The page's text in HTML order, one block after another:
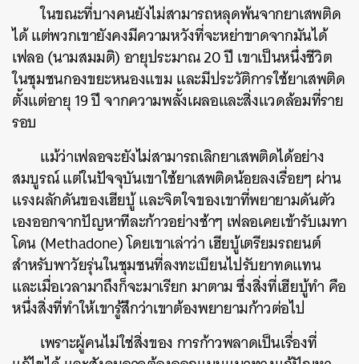
ในขณะที่บางคนยังไม่สามารถหลุดพ้นจากยาเสพติด
ได้ แต่พวกเขายังคงมีความหวังที่จะหย่าขาดจากมันได้
เฟลอ (นามสมมติ) อายุประมาณ 20 ปี เขาเป็นหนึ่งชีวิต
ในชุมชนกองขยะหนองแขม และมีประวัติการใช้ยาเสพติด
ตั้งแต่อายุ 19 ปี จากความพลั้งเผลอและสิ่งแวดล้อมที่ราย
รอบ
แม้ว่าเฟลอจะยังไม่สามารถเลิกยาเสพติดได้อย่าง
สมบูรณ์ แต่ในปัจจุบันเขาใช้ยาเสพติดน้อยลงเรื่อยๆ ผ่าน
แรงผลักดันของเฮียบู้ และจิตใจของเขาที่พยายามดันตัว
เองออกจากปัญหาทีละก้าวอย่างช้าๆ เฟลอเคยเข้ารับเมทา
โดน (Methadone) โดยเขาเล่าว่า เฮียบู้เตรียมรถยนต์
สำหรับพาวัยรุ่นในชุมชนที่ลงทะเบียนไปรับยาทดแทน
และเมื่อเวลามาถึงก็จะมาเรียก มาตาม ซึ่งสิ่งที่เฮียบู้ทำ คือ
หนึ่งสิ่งที่ทำให้เขารู้สึกว่าเขาต้องพยายามก้าวต่อไป
เพราะผู้คนไม่ใช่สิ่งของ การก้าวพลาดเป็นเรื่องที่